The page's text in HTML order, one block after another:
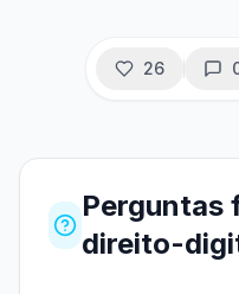
26
Perguntas
direito-